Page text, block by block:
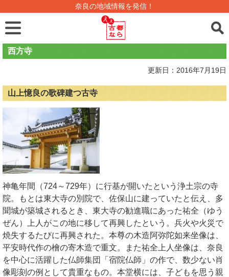
奈良の地域情報を発信！
西方寺
更新日：2016年7月19日
山上憶良の歌碑建つ古寺
神亀年間（724～729年）に行基が開いたという浄土宗の寺
院。もとは東大寺の別院で、佐保山に建っていたと伝え、多
聞城が築城されるとき、東大寺の勧進職にあった祐全（ゆう
ぜん）上人がこの地に移して再興したという。兵火や火災で
焼失するたびに再興された。本尊の木造阿弥陀如来坐像は、
平安時代作の檜の寄木造で重文。また祐全上人坐像は、奈良
を中心に活躍した仏師集団「宿院仏師」の作で、数少ない肖
像彫刻の例として貴重なもの。本堂横には、子どもを思う親